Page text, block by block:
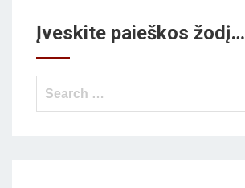
Įveskite paieškos žodį…
Search